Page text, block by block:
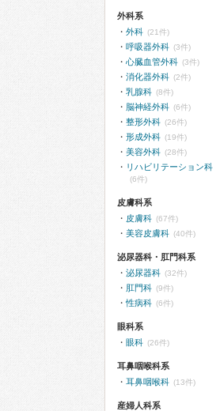
外科系
外科 (21件)
呼吸器外科 (3件)
心臓血管外科 (3件)
消化器外科 (2件)
乳腺科 (8件)
脳神経外科 (6件)
整形外科 (26件)
形成外科 (19件)
美容外科 (28件)
リハビリテーション科
(6件)
皮膚科系
皮膚科 (67件)
美容皮膚科 (40件)
泌尿器科・肛門科系
泌尿器科 (32件)
肛門科 (9件)
性病科 (6件)
眼科系
眼科 (26件)
耳鼻咽喉科系
耳鼻咽喉科 (13件)
産婦人科系